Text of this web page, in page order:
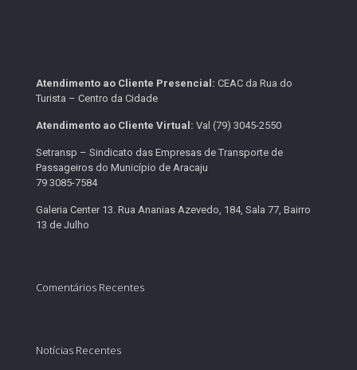
Atendimento ao Cliente Presencial: CEAC da Rua do
Turista – Centro da Cidade
Atendimento ao Cliente Virtual: Val (79) 3045-2550
Setransp – Sindicato das Empresas de Transporte de
Passageiros do Município de Aracaju
79 3085-7584
Galeria Center 13. Rua Ananias Azevedo, 184, Sala 77, Bairro
13 de Julho
Comentários Recentes
Notícias Recentes